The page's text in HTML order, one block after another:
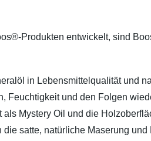
Produkten entwickelt, sind
in Lebensmittelqualität und
Feuchtigkeit und den Folgen
Mystery Oil und die
satte, natürliche Maserung